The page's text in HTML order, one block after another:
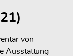
von
Ausstattung